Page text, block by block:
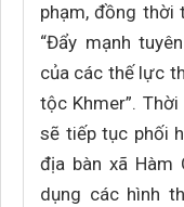
phạm, đồng thời
“Đẩy mạnh
của các thế lực
tộc Khmer”.
sẽ tiếp tục phối
địa bàn xã Hàm
dụng các hình